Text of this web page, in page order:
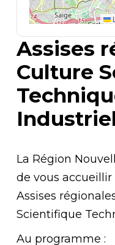
Assises
Culture
La Région
de vous
Assises
Scientifique
Au programme :